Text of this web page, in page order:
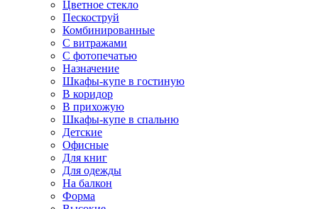
Цветное стекло
Пескоструй
Комбинированные
С витражами
С фотопечатью
Назначение
Шкафы-купе в гостиную
В коридор
В прихожую
Шкафы-купе в спальню
Детские
Офисные
Для книг
Для одежды
На балкон
Форма